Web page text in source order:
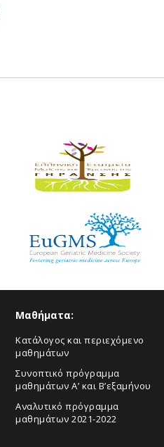
Μαθήματα:
Κατάλογος και περιεχόμενο
μαθημάτων
Συνοπτικό πρόγραμμα
μαθημάτων Α’ και Β’εξαμήνου
Αναλυτικό πρόγραμμα
μαθημάτων 2021-2022